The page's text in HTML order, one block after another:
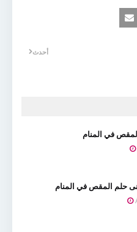
أحدث
في المنام
حلم المقص في المنام